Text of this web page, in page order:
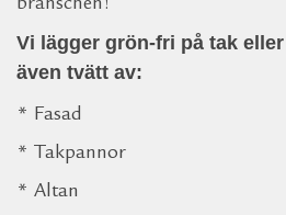
Vi lägger grön-fri på tak
även tvätt av:
* Fasad
* Takpannor
* Altan